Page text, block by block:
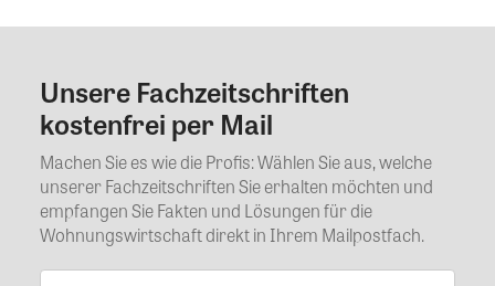
Kommentar
Unsere Fachzeitschriften
kostenfrei per Mail
Machen Sie es wie die Profis: Wählen Sie aus, welche
unserer Fachzeitschriften Sie erhalten möchten und
empfangen Sie Fakten und Lösungen für die
Wohnungswirtschaft direkt in Ihrem Mailpostfach.